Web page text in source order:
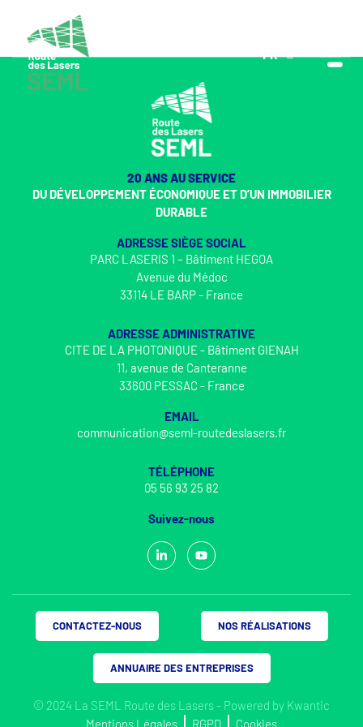
FR
EN
20 ANS AU SERVICE
DU DÉVELOPPEMENT ÉCONOMIQUE ET D’UN IMMOBILIER
DURABLE
ADRESSE SIÈGE SOCIAL
PARC LASERIS 1 – Bâtiment HEGOA
Avenue du Médoc
33114 LE BARP - France
ADRESSE ADMINISTRATIVE
CITE DE LA PHOTONIQUE - Bâtiment GIENAH
11, avenue de Canteranne
33600 PESSAC - France
EMAIL
communication@seml-routedeslasers.fr
TÉLÉPHONE
05 56 93 25 82
Suivez-nous
© 2024 La SEML Route des Lasers - Powered by Kwantic
Mentions Légales
RGPD Cookies
CONTACTEZ-NOUS NOS RÉALISATIONS
ANNUAIRE DES ENTREPRISES